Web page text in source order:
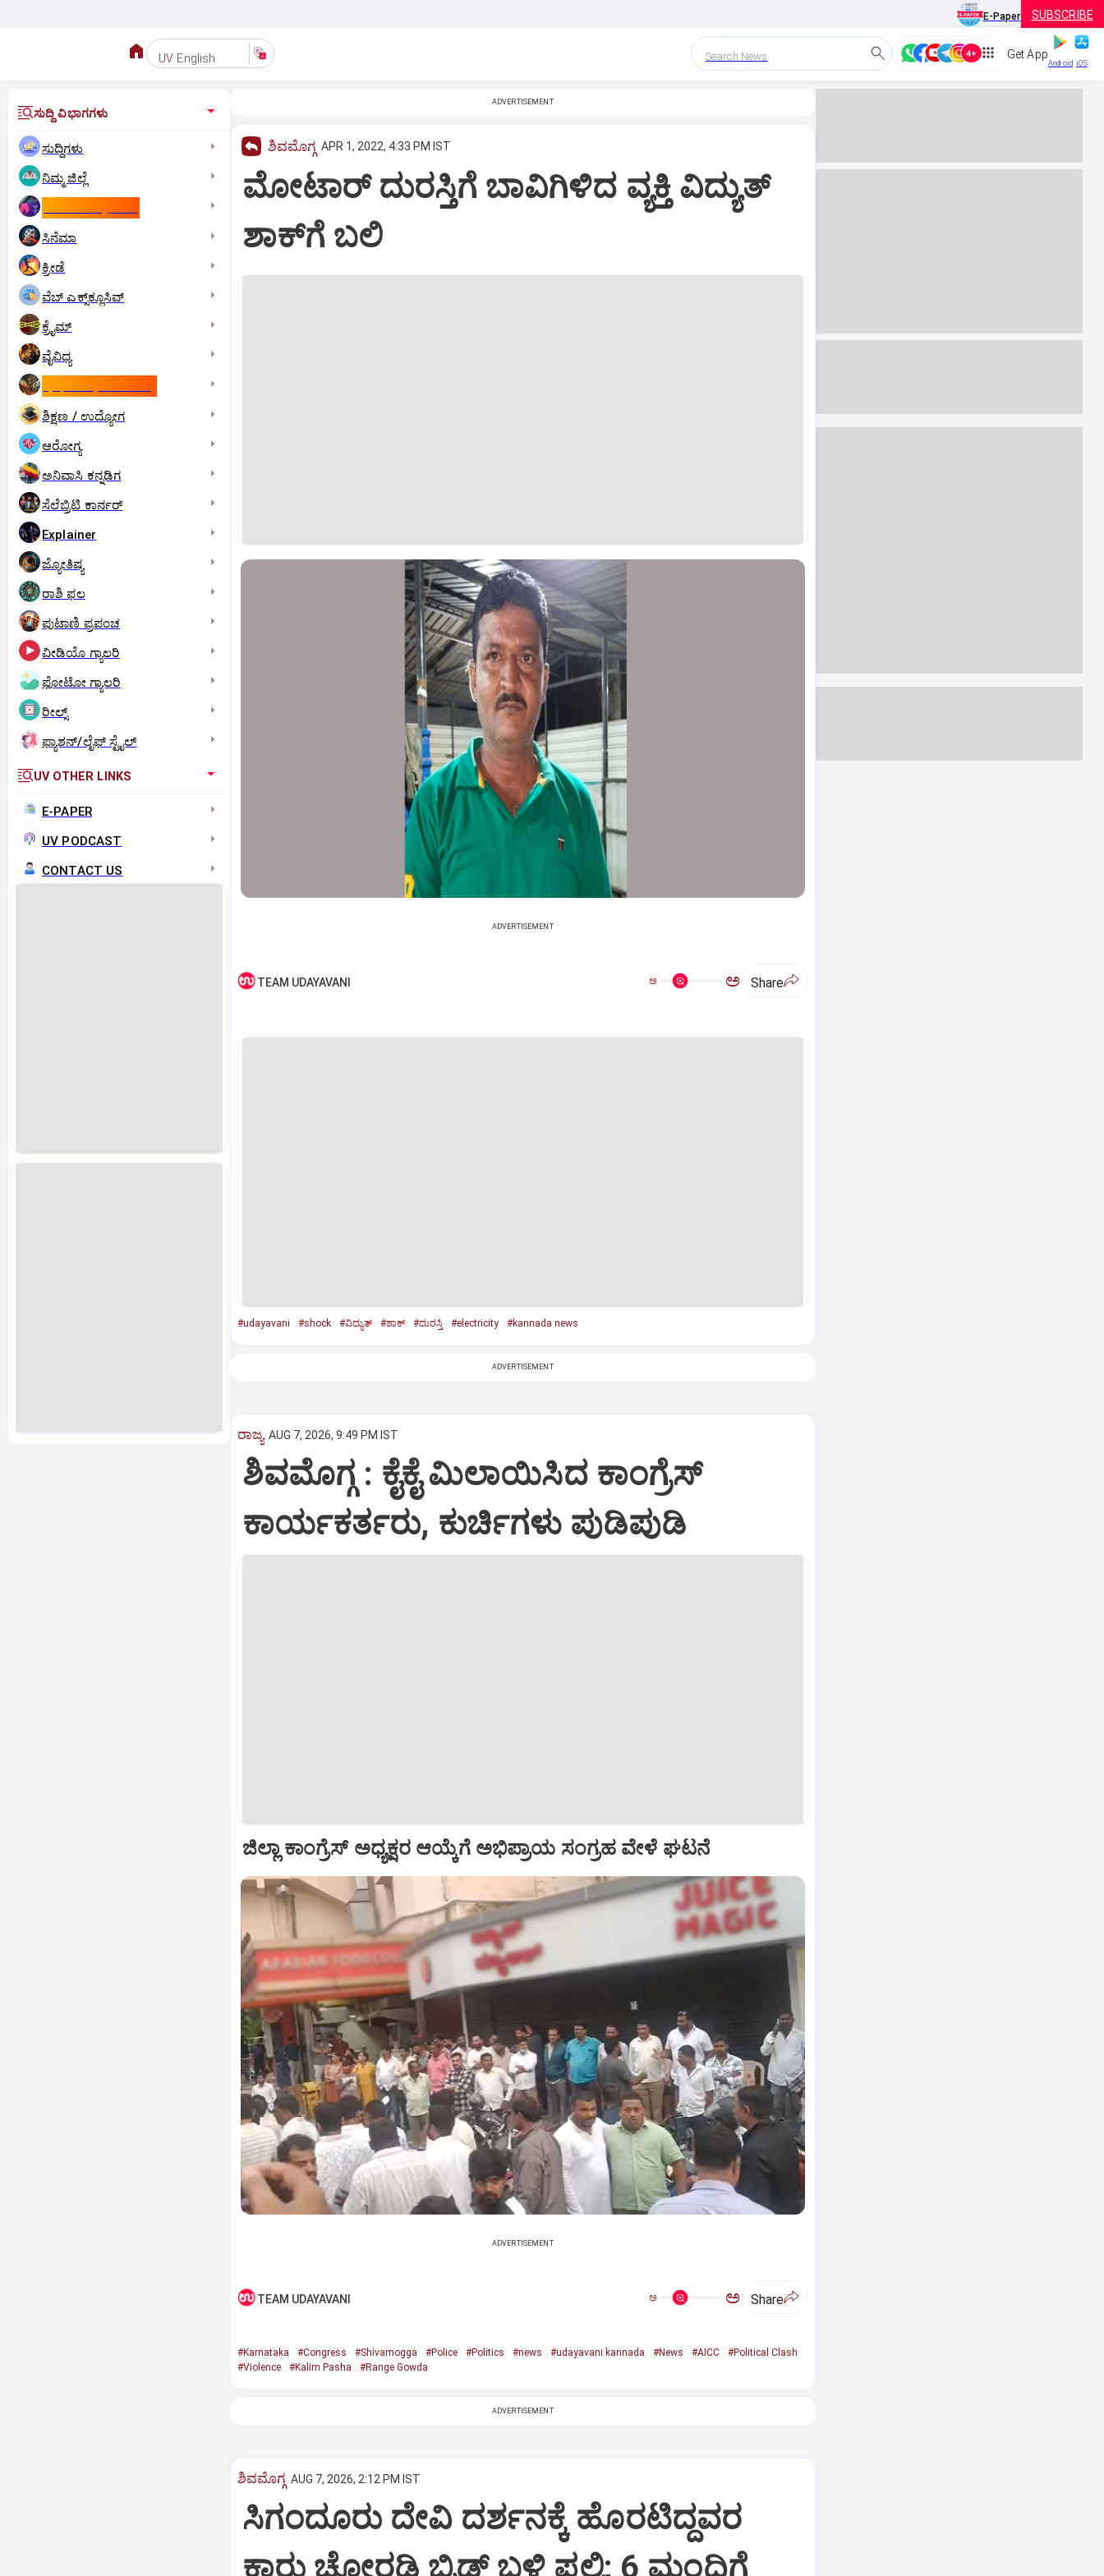
E-Paper SUBSCRIBE
UV English Search News Get App
Android iOS
ಸುದ್ದಿ ವಿಭಾಗಗಳು
ಸುದ್ದಿಗಳು
ನಿಮ್ಮ ಜಿಲ್ಲೆ
ಸಿನೆಮಾ
ಕ್ರೀಡೆ
ವೆಬ್ ಎಕ್ಸ್‌ಕ್ಲೂಸಿವ್
ಕ್ರೈಮ್
ವೈವಿಧ್ಯ
ಶಿಕ್ಷಣ / ಉದ್ಯೋಗ
ಆರೋಗ್ಯ
ಅನಿವಾಸಿ ಕನ್ನಡಿಗ
ಸೆಲೆಬ್ರಿಟಿ ಕಾರ್ನರ್‌
Explainer
ಜ್ಯೋತಿಷ್ಯ
ರಾಶಿ ಫಲ
ಪುಟಾಣಿ ಪ್ರಪಂಚ
ವೀಡಿಯೊ ಗ್ಯಾಲರಿ
ಫೋಟೋ ಗ್ಯಾಲರಿ
ರೀಲ್ಸ್
ಫ್ಯಾಶನ್/ಲೈಫ್‌ ಸ್ಟೈಲ್
UV OTHER LINKS
E-PAPER
UV PODCAST
CONTACT US
ADVERTISEMENT
ಶಿವಮೊಗ್ಗ APR 1, 2022, 4:33 PM IST
ಮೋಟಾರ್‌ ದುರಸ್ತಿಗೆ ಬಾವಿಗಿಳಿದ ವ್ಯಕ್ತಿ ವಿದ್ಯುತ್‌
ಶಾಕ್‌ಗೆ ಬಲಿ
ADVERTISEMENT
TEAM UDAYAVANI ಅ ಅ Share
#udayavani #shock #ವಿದ್ಯುತ್‌ #ಶಾಕ್‌ #ದುರಸ್ತಿ #electricity #kannada news
ADVERTISEMENT
ರಾಜ್ಯ AUG 7, 2026, 9:49 PM IST
ಶಿವಮೊಗ್ಗ : ಕೈಕೈ ಮಿಲಾಯಿಸಿದ ಕಾಂಗ್ರೆಸ್
ಕಾರ್ಯಕರ್ತರು, ಕುರ್ಚಿಗಳು ಪುಡಿಪುಡಿ
ಜಿಲ್ಲಾ ಕಾಂಗ್ರೆಸ್ ಅಧ್ಯಕ್ಷರ ಆಯ್ಕೆಗೆ ಅಭಿಪ್ರಾಯ ಸಂಗ್ರಹ ವೇಳೆ ಘಟನೆ
ADVERTISEMENT
TEAM UDAYAVANI ಅ ಅ Share
#Karnataka #Congress #Shivamogga #Police #Politics #news #udayavani kannada #News #AICC
#Political Clash
#Violence
#Kalim Pasha #Range Gowda
ADVERTISEMENT
ಶಿವಮೊಗ್ಗ AUG 7, 2026, 2:12 PM IST
ಸಿಗಂದೂರು ದೇವಿ ದರ್ಶನಕ್ಕೆ ಹೊರಟಿದ್ದವರ
ಕಾರು ಚೋರಡಿ ಬ್ರಿಡ್ಜ್ ಬಳಿ ಪಲ್ಟಿ; 6 ಮಂದಿಗೆ